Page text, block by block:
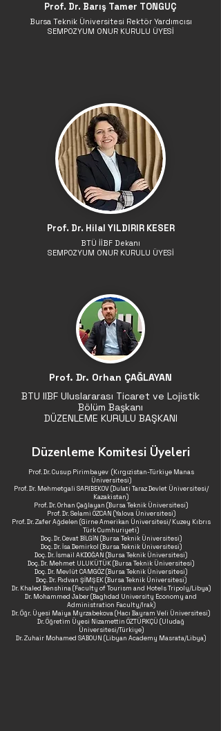
Prof. Dr. Barış Tamer TONGUÇ
Bursa Teknik Üniversitesi Rektör Yardımcısı
SEMPOZYUM ONUR KURULU ÜYESİ
Prof. Dr. Hilal YILDIRIR KESER
BTÜ İİBF Dekanı
SEMPOZYUM ONUR KURULU ÜYESİ
Prof. Dr. Orhan ÇAĞLAYAN
BTU IIBF Uluslararası Ticaret ve Lojistik
Bölüm Başkanı
DÜZENLEME KURULU BAŞKANI
Düzenleme Komitesi Üyeleri
Prof. Dr. Cusup Pirimbayev (Kırgızistan-Türkiye Manas
Üniversitesi)
Prof. Dr. Mehmetgali SARIBEKOV (Dulati Taraz Devlet Üniversitesi/
Kazakistan)
Prof. Dr. Orhan Çağlayan (Bursa Teknik Üniversitesi)
Prof. Dr. Selami ÖZCAN (Yalova Üniversitesi)
Prof. Dr. Zafer Ağdelen (Girne Amerikan Üniversitesi/ Kuzey Kıbrıs
Türk Cumhuriyeti)
Doç. Dr. Cevat BİLGİN (Bursa Teknik Üniversitesi)
Doç. Dr. İsa Demirkol (Bursa Teknik Üniversitesi)
Doç. Dr. İsmail AKDOĞAN (Bursa Teknik Üniversitesi)
Doç. Dr. Mehmet ULUKÜTÜK (Bursa Teknik Üniversitesi)
Doç. Dr. Mevlüt CAMGÖZ (Bursa Teknik Üniversitesi)
Doç. Dr. Rıdvan ŞİMŞEK (Bursa Teknik Üniversitesi)
Dr. Khaled Benshina (Faculty of Tourism and Hotels Tripoly/Libya)
Dr. Mohammed Jaber (Baghdad University Economy and
Administration Faculty/Irak)
Dr. Öğr. Üyesi Maiya Myrzabekova (Hacı Bayram Veli Üniversitesi)
Dr. Öğretim Üyesi Nizamettin ÖZTÜRKÇÜ (Uludağ
Üniversitesi/Türkiye)
Dr. Zuhair Mohamed SABOUN (Libyan Academy Masrata/Libya)